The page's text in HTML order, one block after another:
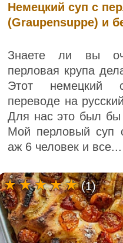
Немецкий суп с
(Graupensuppe) и
Знаете ли вы
перловая крупа
Этот немецкий
переводе на
Для нас это был бы
Мой перловый суп
аж 6 человек и все...
(1)